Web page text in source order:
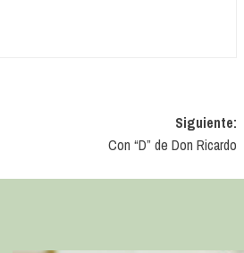
Siguiente:
Con “D” de Don Ricardo